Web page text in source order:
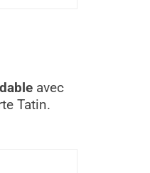
avec
Tatin.